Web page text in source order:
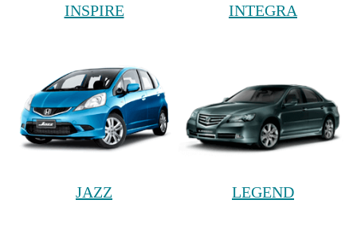
INSPIRE INTEGRA
JAZZ LEGEND